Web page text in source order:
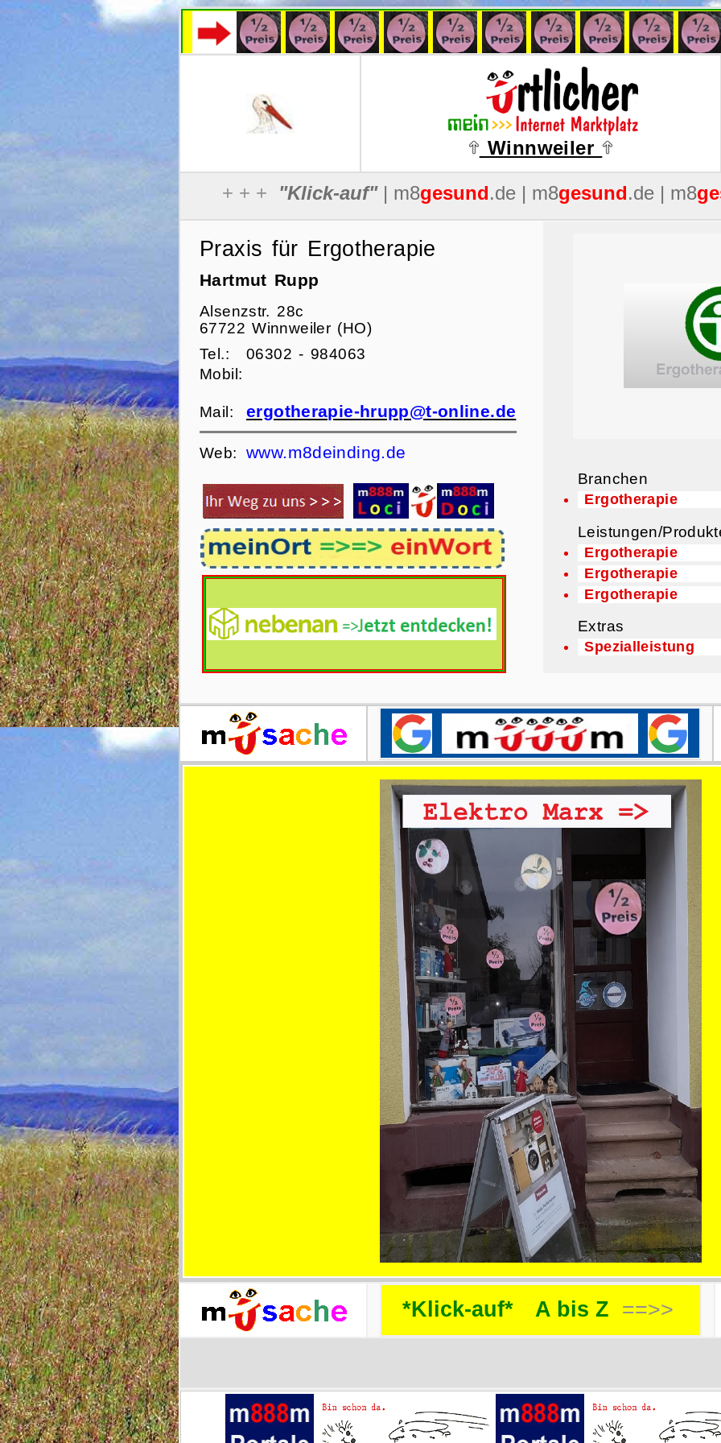
Winnweiler
Praxis für Ergotherapie
Hartmut Rupp
Alsenzstr. 28c
67722 Winnweiler (HO)
Tel.:
06302 - 984063
Mobil:
Mail: ergotherapie-hrupp@t-online.de
Web: www.m8deinding.de
Branchen
Ergotherapie
Leistungen/
Ergotherapie
Ergotherapie
Ergotherapie
Extras
Spezialleistung